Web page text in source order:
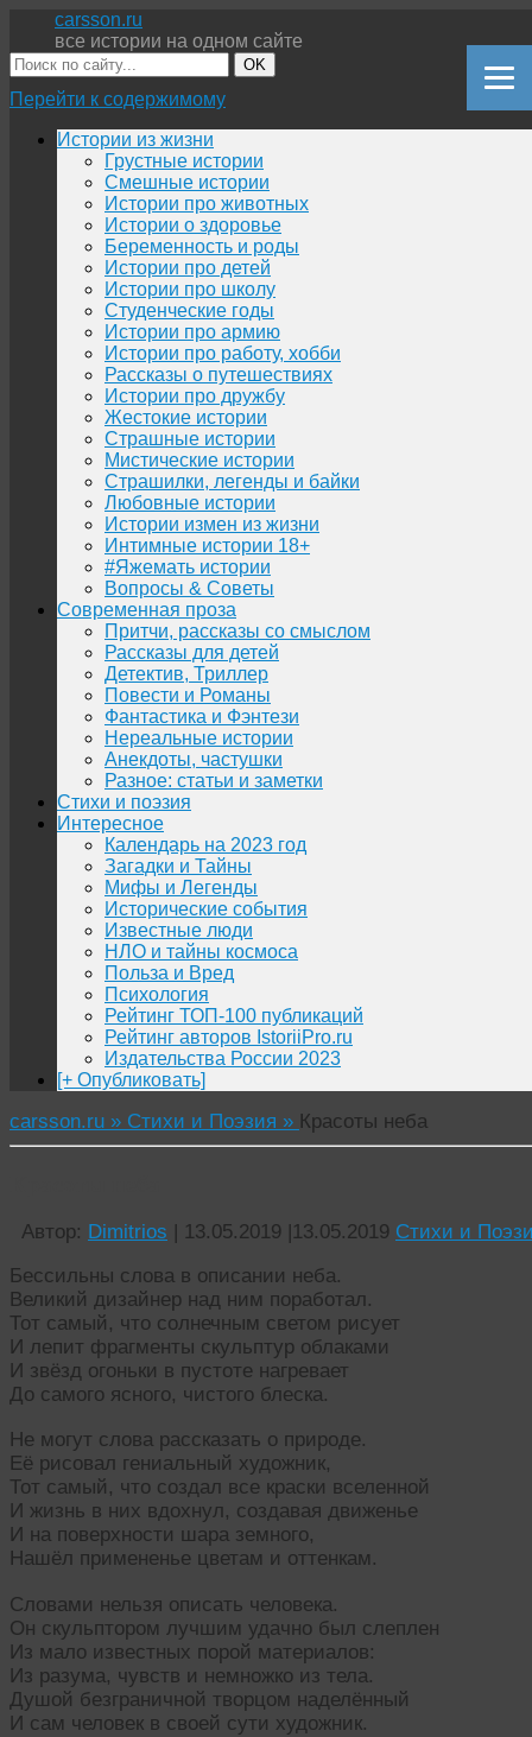
carsson.ru
все истории на одном сайте
OK
Перейти к содержимому
Истории из жизни
Грустные истории
Смешные истории
Истории про животных
Истории о здоровье
Беременность и роды
Истории про детей
Истории про школу
Студенческие годы
Истории про армию
Истории про работу, хобби
Рассказы о путешествиях
Истории про дружбу
Жестокие истории
Страшные истории
Мистические истории
Страшилки, легенды и байки
Любовные истории
Истории измен из жизни
Интимные истории 18+
#Яжемать истории
Вопросы & Советы
Современная проза
Притчи, рассказы со смыслом
Рассказы для детей
Детектив, Триллер
Повести и Романы
Фантастика и Фэнтези
Нереальные истории
Анекдоты, частушки
Разное: статьи и заметки
Стихи и поэзия
Интересное
Календарь на 2023 год
Загадки и Тайны
Мифы и Легенды
Исторические события
Известные люди
НЛО и тайны космоса
Польза и Вред
Психология
Рейтинг ТОП-100 публикаций
Рейтинг авторов IstoriiPro.ru
Издательства России 2023
[+ Опубликовать]
carsson.ru » Стихи и Поэзия » Красоты неба
Автор: Dimitrios | 13.05.2019 |13.05.2019 Стихи и
Бессильны слова в описании неба.
Великий дизайнер над ним поработал.
Тот самый, что солнечным светом рисует
И лепит фрагменты скульптур облаками
И звёзд огоньки в пустоте нагревает
До самого ясного, чистого блеска.
Не могут слова рассказать о природе.
Её рисовал гениальный художник,
Тот самый, что создал все краски вселенной
И жизнь в них вдохнул, создавая движенье
И на поверхности шара земного,
Нашёл примененье цветам и оттенкам.
Словами нельзя описать человека.
Он скульптором лучшим удачно был слеплен
Из мало известных порой материалов:
Из разума, чувств и немножко из тела.
Душой безграничной творцом наделённый
И сам человек в своей сути художник.